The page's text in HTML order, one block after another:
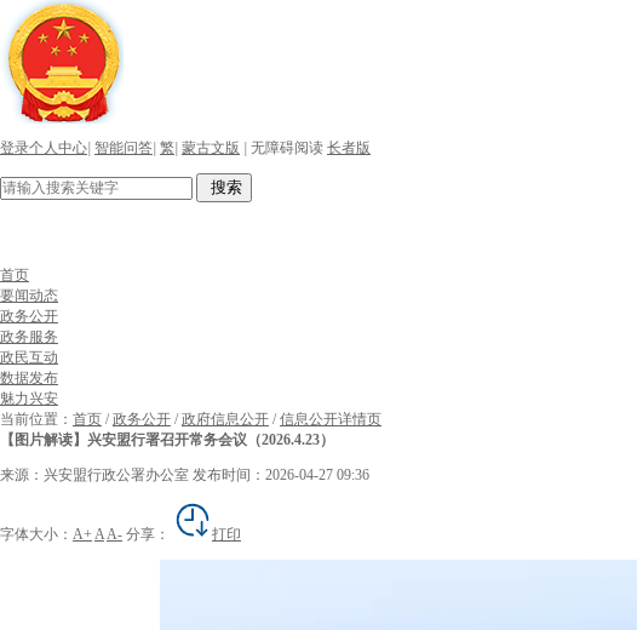
登录个人中心 智能问答 繁 蒙古文版 无障碍阅读 长者版
搜索
首页
要闻动态
政务公开
政务服务
政民互动
数据发布
魅力兴安
当前位置： 首页 /政务公开 /政府信息公开 /信息公开详情页
【图片解读】兴安盟行署召开常务会议（2026.4.23）
来源：兴安盟行政公署办公室 发布时间：2026-04-27 09:36
字体大小： A+ AA- 分享： 打印